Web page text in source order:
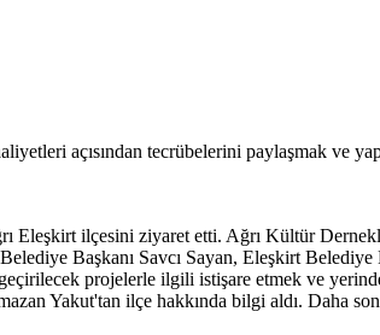
açısından tecrübelerini paylaşmak ve
Eleşkirt ilçesini ziyaret etti. Ağrı Kültür
Başkanı Savcı Sayan, Eleşkirt
projelerle ilgili istişare etmek ve
Yakut'tan ilçe hakkında bilgi aldı. Daha